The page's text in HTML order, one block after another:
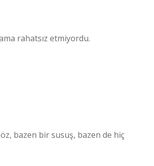
rahatsız etmiyordu.
bazen bir susuş, bazen de hiç